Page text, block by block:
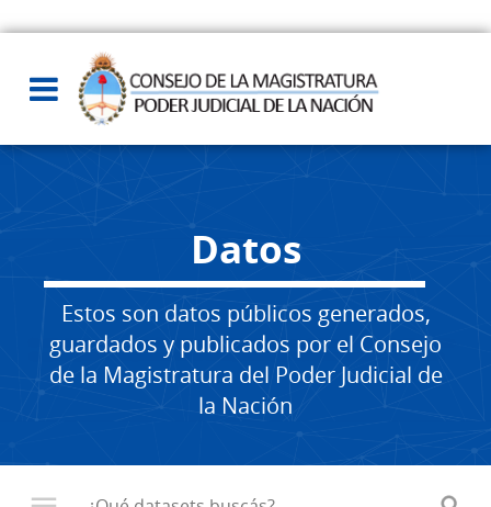
Datos
Estos son datos públicos generados,
guardados y publicados por el Consejo
de la Magistratura del Poder Judicial de
la Nación